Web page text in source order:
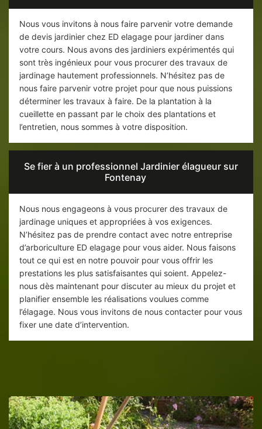
Nous vous invitons à nous faire parvenir votre demande
de devis jardinier chez ED elagage pour jardiner dans
votre cours. Nous avons des jardiniers expérimentés qui
sont très ingénieux pour vous procurer des travaux de
jardinage hautement professionnels. N’hésitez pas de
nous faire parvenir votre projet pour que nous puissions
déterminer les travaux à faire. De la plantation à la
cueillette en passant par le choix des plantations et
l’entretien, nous sommes à votre disposition.
Se fier à un professionnel Jardinier élagueur sur
Fontenay
Nous nous engageons à vous procurer des travaux de
jardinage uniques et appropriées à vos exigences.
N’hésitez pas de prendre contact avec notre entreprise
d’arboriculture ED elagage pour vous aider. Nous faisons
tout ce qui est en notre pouvoir pour vous offrir les
prestations les plus satisfaisantes qui soient. Appelez-
nous dès maintenant pour discuter au mieux du projet et
planifier ensemble les réalisations voulues comme
l’élagage. Nous vous invitons de nous contacter pour vous
fixer une date d’intervention.